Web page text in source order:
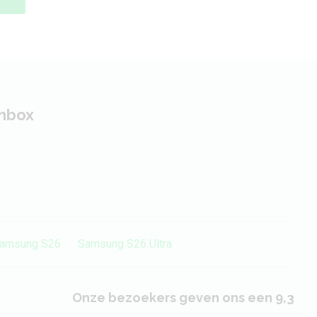
S26 Samsung S26 Ultra
Onze bezoekers geven ons een 9,3